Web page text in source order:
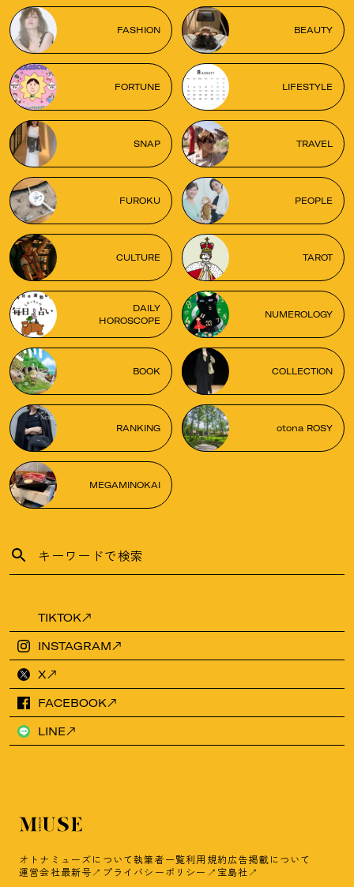
FASHION BEAUTY
FORTUNE LIFESTYLE
SNAP TRAVEL
FUROKU PEOPLE
CULTURE TAROT
DAILY
HOROSCOPE
NUMEROLOGY
BOOK COLLECTION
RANKING otona ROSY
MEGAMINOKAI
TIKTOK
INSTAGRAM
X
FACEBOOK
LINE
オトナミューズについて執筆者一覧利用規約広告掲載について
運営会社最新号 プライバシーポリシー 宝島社